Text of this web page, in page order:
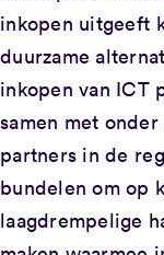
inkopen uitgeeft
duurzame
inkopen van ICT
samen met
partners in de
bundelen om op
laagdrempelige